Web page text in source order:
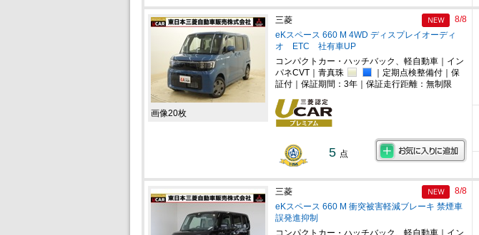
画像20枚
三菱
eKスペース 660 M 4WD ディスプレイオーディ
オ ETC 社有車UP
8/8
コンパクトカー・ハッチバック、軽自動車｜イン
パネCVT｜青真珠
｜定期点検整備付｜保
証付｜保証期間：3年｜保証走行距離：無制限
5 点
三菱
eKスペース 660 M 衝突被害軽減ブレーキ 禁煙車
誤発進抑制
8/8
コンパクトカー・ハッチバック、軽自動車｜イン